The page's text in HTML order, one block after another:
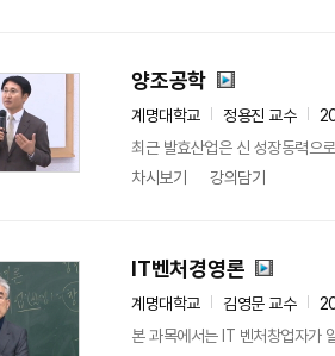
양조공학
계명대학교 정용진 교수
최근 발효산업은 신 성장동력으
차시보기
강의담기
IT벤처경영론
계명대학교 김영문 교수
본 과목에서는 IT 벤처창업자가